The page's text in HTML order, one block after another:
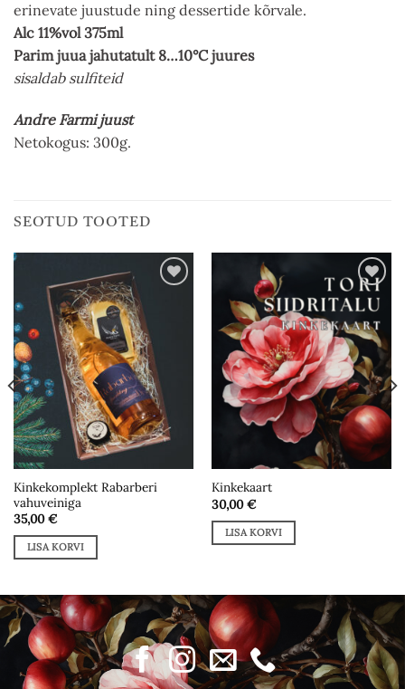
erinevate juustude ning dessertide kõrvale.
Alc 11%vol 375ml
Parim juua jahutatult 8…10°C juures
sisaldab sulfiteid
Andre Farmi juust
Netokogus: 300g.
SEOTUD TOOTED
Kinkekomplekt Rabarberi
vahuveiniga
35,00€
LISA KORVI
Add to
wishlist
Kinkekaart
30,00€
LISA KORVI